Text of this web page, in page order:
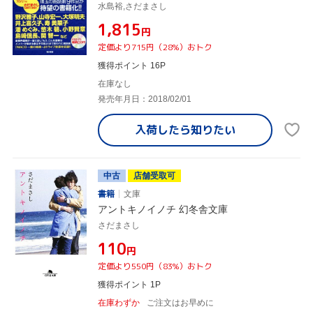
水島裕,さだまさし
¥1,815円
定価より715円（28%）おトク
獲得ポイント 16P
在庫なし
発売年月日：2018/02/01
入荷したら知りたい
中古
店舗受取可
書籍
文庫
アントキノイノチ 幻冬舎文庫
さだまさし
¥110円
定価より550円（83%）おトク
獲得ポイント 1P
在庫わずか
ご注文はお早めに